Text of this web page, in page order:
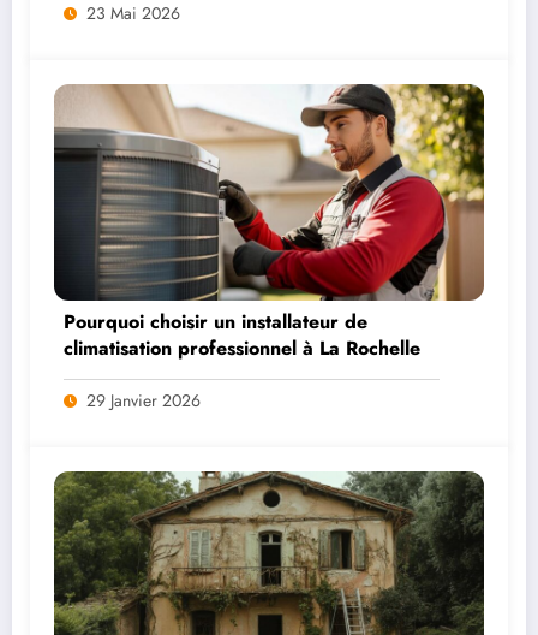
23 Mai 2026
Pourquoi choisir un installateur de
climatisation professionnel à La Rochelle
29 Janvier 2026